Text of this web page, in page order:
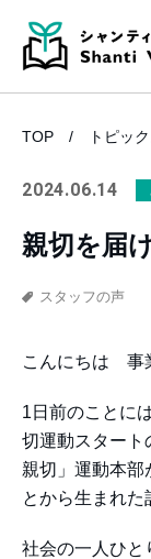
TOP トピッ
2024.06.14
親切を届
スタッフの声
こんにちは 事
1日前のことに
切運動スタート
親切」運動本部
とから生まれた
社会の一人ひと